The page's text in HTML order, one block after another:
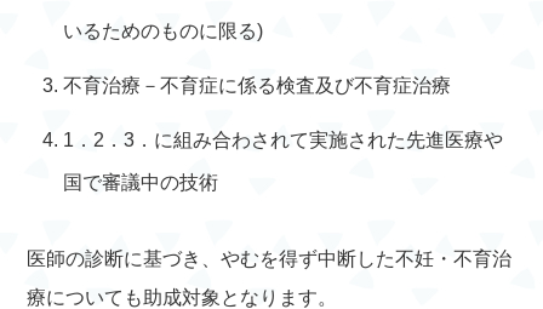
いるためのものに限る)
不育治療－不育症に係る検査及び不育症治療
1．2．3．に組み合わされて実施された先進医療や
国で審議中の技術
医師の診断に基づき、やむを得ず中断した不妊・不育治
療についても助成対象となります。